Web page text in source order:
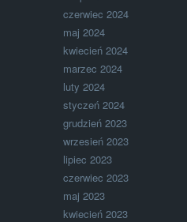
czerwiec 2024
maj 2024
kwiecień 2024
marzec 2024
luty 2024
styczeń 2024
grudzień 2023
wrzesień 2023
lipiec 2023
czerwiec 2023
maj 2023
kwiecień 2023